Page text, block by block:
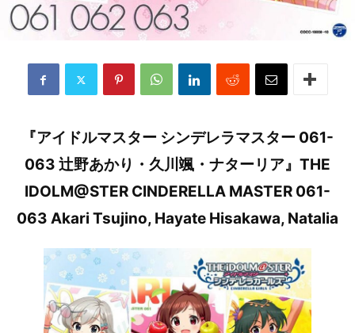
『アイドルマスター シンデレラマスター 061-
063 辻野あかり・久川颯・ナターリア』THE
IDOLM@STER CINDERELLA MASTER 061-
063 Akari Tsujino, Hayate Hisakawa, Natalia